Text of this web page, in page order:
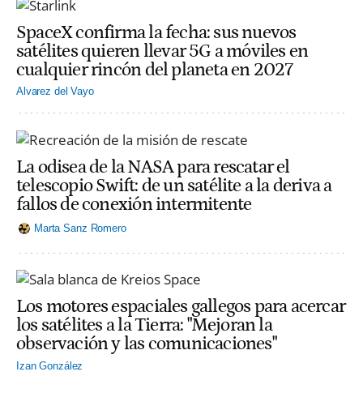
SpaceX confirma la fecha: sus nuevos
satélites quieren llevar 5G a móviles en
cualquier rincón del planeta en 2027
Alvarez del Vayo
La odisea de la NASA para rescatar el
telescopio Swift: de un satélite a la deriva a
fallos de conexión intermitente
Marta Sanz Romero
Los motores espaciales gallegos para acercar
los satélites a la Tierra: "Mejoran la
observación y las comunicaciones"
Izan González